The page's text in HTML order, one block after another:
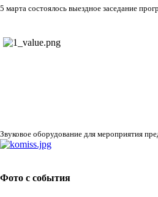
5 марта состоялось выездное заседание
Звуковое оборудование для мероприятия
Фото с события